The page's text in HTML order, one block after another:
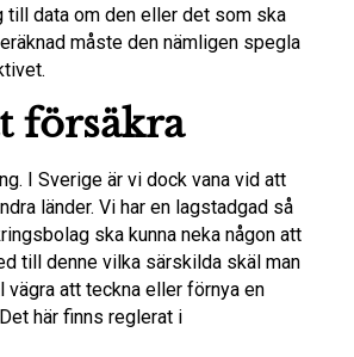
data om den eller det som ska
måste den nämligen spegla
försäkra
I Sverige är vi dock vana vid att
länder. Vi har en lagstadgad så
ska kunna neka någon att
till denne vilka särskilda skäl man
vägra att teckna eller förnya en
här finns reglerat i